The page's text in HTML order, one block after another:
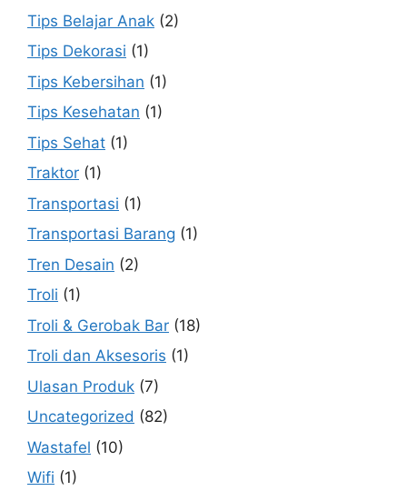
Tips Belajar Anak (2)
Tips Dekorasi (1)
Tips Kebersihan (1)
Tips Kesehatan (1)
Tips Sehat (1)
Traktor (1)
Transportasi (1)
Transportasi Barang (1)
Tren Desain (2)
Troli (1)
Troli & Gerobak Bar (18)
Troli dan Aksesoris (1)
Ulasan Produk (7)
Uncategorized (82)
Wastafel (10)
Wifi (1)